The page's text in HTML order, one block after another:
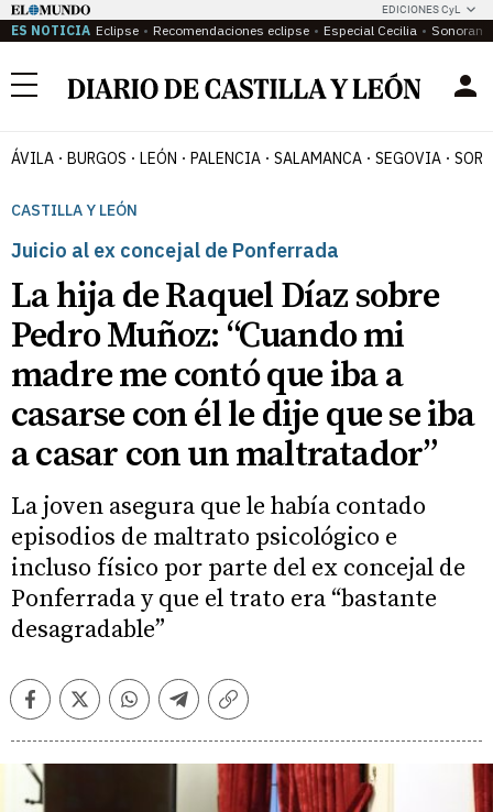
EDICIONES CyL
ES NOTICIA Eclipse Recomendaciones eclipse Especial Cecilia
Menú
ÁVILA BURGOS LEÓN PALENCIA SALAMANCA SEGOVIA
CASTILLA Y LEÓN
Juicio al ex concejal de Ponferrada
La hija de Raquel Díaz sobre
Pedro Muñoz: “Cuando mi
madre me contó que iba a
casarse con él le dije que se iba
a casar con un maltratador”
La joven asegura que le había contado
episodios de maltrato psicológico e
incluso físico por parte del ex concejal de
Ponferrada y que el trato era “bastante
desagradable”
FacebookTwitterWhatsappTelegramCopiar